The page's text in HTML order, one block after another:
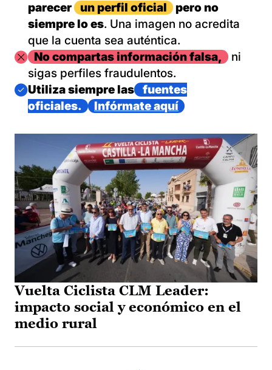
parecer
un perfil oficial
pero no
siempre lo es. Una imagen no acredita
que la cuenta sea auténtica.
ImagenNo compartas información falsa,
ni
sigas perfiles fraudulentos.
Imagen
Utiliza siempre las
fuentes
oficiales.
Infórmate aquí
Vuelta Ciclista CLM Leader:
impacto social y económico en el
medio rural